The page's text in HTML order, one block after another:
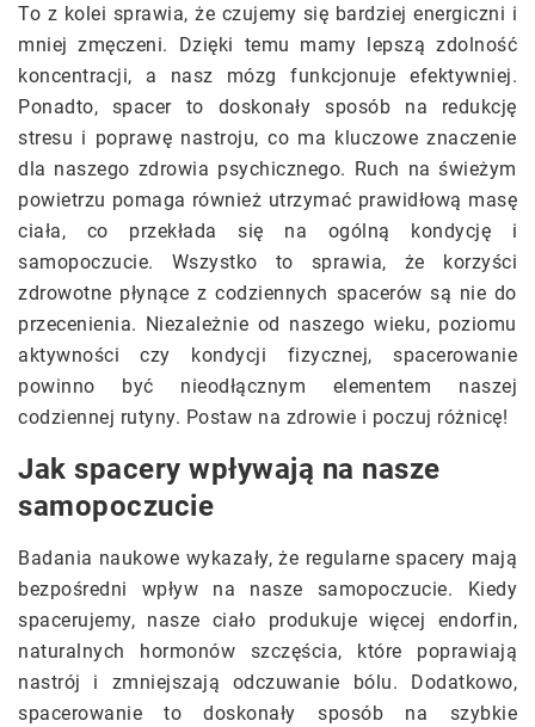
To z kolei sprawia, że czujemy się bardziej energiczni i
mniej zmęczeni. Dzięki temu mamy lepszą zdolność
koncentracji, a nasz mózg funkcjonuje efektywniej.
Ponadto, spacer to doskonały sposób na redukcję
stresu i poprawę nastroju, co ma kluczowe znaczenie
dla naszego zdrowia psychicznego. Ruch na świeżym
powietrzu pomaga również utrzymać prawidłową masę
ciała, co przekłada się na ogólną kondycję i
samopoczucie. Wszystko to sprawia, że korzyści
zdrowotne płynące z codziennych spacerów są nie do
przecenienia. Niezależnie od naszego wieku, poziomu
aktywności czy kondycji fizycznej, spacerowanie
powinno być nieodłącznym elementem naszej
codziennej rutyny. Postaw na zdrowie i poczuj różnicę!
Jak spacery wpływają na nasze
samopoczucie
Badania naukowe wykazały, że regularne spacery mają
bezpośredni wpływ na nasze samopoczucie. Kiedy
spacerujemy, nasze ciało produkuje więcej endorfin,
naturalnych hormonów szczęścia, które poprawiają
nastrój i zmniejszają odczuwanie bólu. Dodatkowo,
spacerowanie to doskonały sposób na szybkie